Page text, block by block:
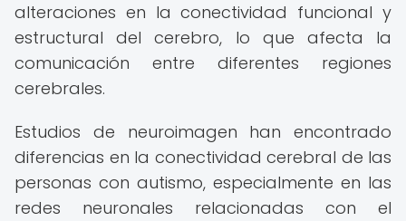
alteraciones en la conectividad funcional y
estructural del cerebro, lo que afecta la
comunicación entre diferentes regiones
cerebrales.
Estudios de neuroimagen han encontrado
diferencias en la conectividad cerebral de las
personas con autismo, especialmente en las
redes neuronales relacionadas con el